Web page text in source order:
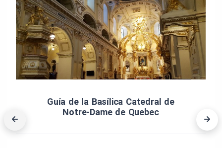
Guía de la Basílica Catedral de
Notre‑Dame de Quebec